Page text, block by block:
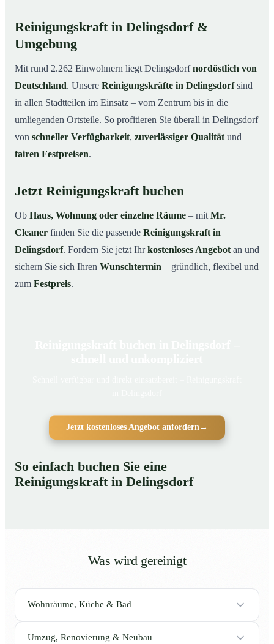
Reinigungskraft in Delingsdorf &
Umgebung
Mit rund 2.262 Einwohnern liegt Delingsdorfnordöstlich von
Deutschland. Unsere Reinigungskräfte in Delingsdorfsind
in allen Stadtteilen im Einsatz – vom Zentrum bis in die
umliegenden Ortsteile. So profitieren Sie überall in Delingsdorf
von schneller Verfügbarkeit, zuverlässiger Qualität und
fairen Festpreisen.
Jetzt Reinigungskraft buchen
Ob Haus, Wohnung oder einzelne Räume – mit Mr.
Cleaner finden Sie die passende Reinigungskraft in
Delingsdorf. Fordern Sie jetzt Ihrkostenloses Angebot an und
sichern Sie sich Ihren Wunschtermin – gründlich, flexibel und
zum Festpreis.
Jetzt kostenloses Angebot anfordern →
So einfach buchen Sie eine
Reinigungskraft in Delingsdorf
Was wird gereinigt
Wohnräume, Küche & Bad
Umzug, Renovierung & Neubau